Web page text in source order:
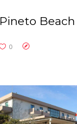
Pineto Beach
0